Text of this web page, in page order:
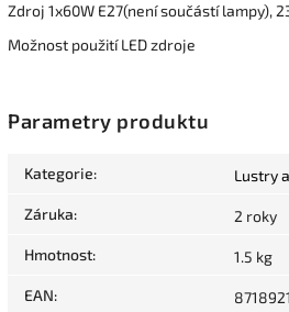
Zdroj 1x60W E27(není součástí lampy),
Možnost použití LED zdroje
Parametry produktu
Kategorie: Lustry
Záruka: 2 roky
Hmotnost: 1.5 kg
EAN: